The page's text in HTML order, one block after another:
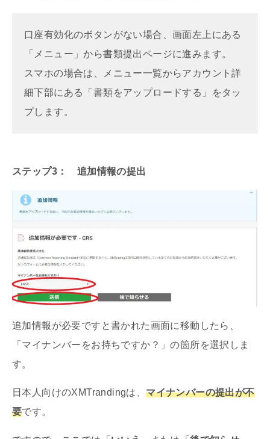
口座有効化のボタンがない場合、画面左上にある
「メニュー」から書類提出ページに進みます。
スマホの場合は、メニュー一覧からアカウント詳
細下部にある「書類をアップロードする」をタッ
プします。
ステップ3： 追加情報の提出
追加情報が必要ですと書かれた画面に移動したら、
「マイナンバーをお持ちですか？」の箇所を選択しま
す。
日本人向けのXMTrandingは、マイナンバーの提出が不
要です。